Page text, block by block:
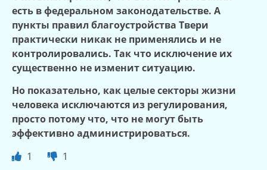
есть в федеральном законодательстве. А
пункты правил благоустройства Твери
практически никак не применялись и не
контролировались. Так что исключение их
существенно не изменит ситуацию.
Но показательно, как целые секторы жизни
человека исключаются из регулирования,
просто потому что, что не могут быть
эффективно администрироваться.
1
1